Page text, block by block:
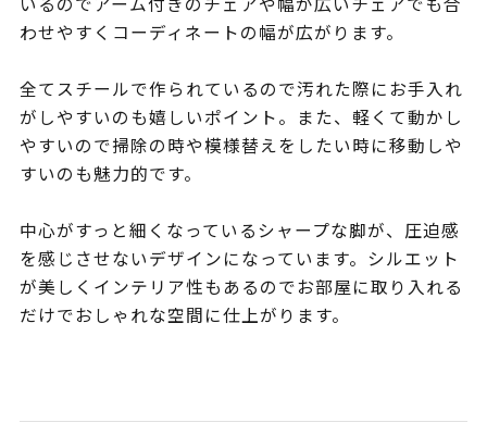
わせやすくコーディネートの幅が広がります。
全てスチールで作られているので汚れた際にお手入れ
がしやすいのも嬉しいポイント。また、軽くて動かし
やすいので掃除の時や模様替えをしたい時に移動しや
すいのも魅力的です。
中心がすっと細くなっているシャープな脚が、圧迫感
を感じさせないデザインになっています。シルエット
が美しくインテリア性もあるのでお部屋に取り入れる
だけでおしゃれな空間に仕上がります。